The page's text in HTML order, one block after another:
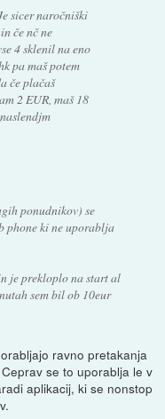
sicer naročniški
če nč ne
4 sklenil na eno
pa maš potem
če plačaš
2 EUR, maš 18
ponudnikov) se
phone ki ne uporablja
je prekloplo na start al
sem bil ob 10eur
ravno pretakanja
se to uporablja le v
aplikacij, ki se nonstop